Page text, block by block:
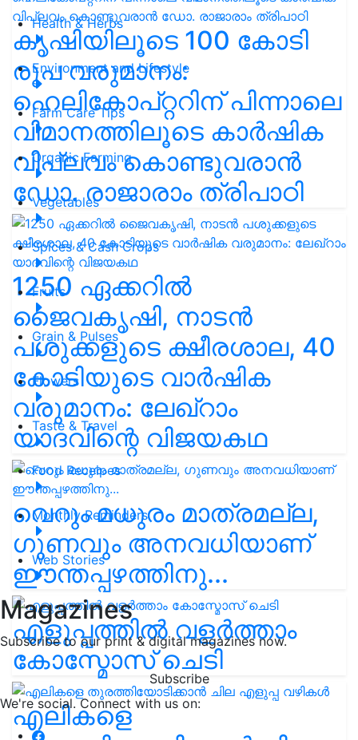
Health & Herbs
Environment and Lifestyle
Farm Care Tips
Organic Farming
Vegetables
Spices & Cash Crops
Fruits
Grain & Pulses
Flowers
Taste & Travel
Food Receipes
Monthly Reminders
Web Stories
Magazines
Subscribe to our print & digital magazines now.
Subscribe
We're social. Connect with us on:
കൃഷിയിലൂടെ 100 കോടി
രൂപ വരുമാനം:
ഹെലികോപ്റ്ററിന് പിന്നാലെ
വിമാനത്തിലൂടെ കാർഷിക
വിപ്ലവം കൊണ്ടുവരാൻ
ഡോ. രാജാരാം ത്രിപാഠി
1250 ഏക്കറിൽ
ജൈവകൃഷി, നാടൻ
പശുക്കളുടെ ക്ഷീരശാല, 40
കോടിയുടെ വാർഷിക
വരുമാനം: ലേഖ്‌റാം
യാദവിന്റെ വിജയകഥ
വെറും മധുരം മാത്രമല്ല,
ഗുണവും അനവധിയാണ്
ഈന്തപ്പഴത്തിനു...
എളുപ്പത്തിൽ വളർത്താം
കോസ്മോസ് ചെടി
എലികളെ